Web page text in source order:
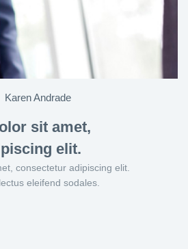
Karen Andrade
sit amet,
elit.
consectetur adipiscing elit.
eleifend sodales.